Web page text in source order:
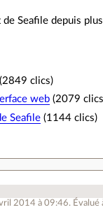
Seafile depuis
clics)
web(2079
Seafile(1144 clics)
2014 à 09:46. Évalué